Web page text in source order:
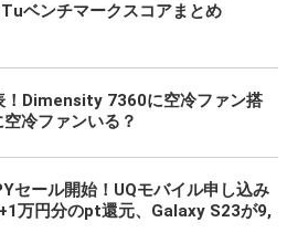
ベンチマークスコアまとめ
！Dimensity 7360に空冷ファン搭
冷ファンいる？
セール開始！UQモバイル申し込み
万円分のpt還元、Galaxy S23が9,